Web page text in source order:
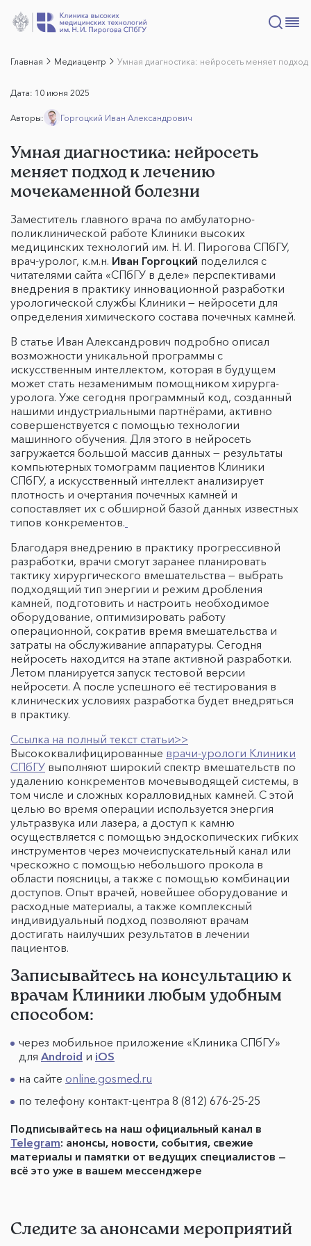
Главная Медиацентр Умная диагностика: нейросеть меняет
Дата: 10 июня 2025
Авторы: Горгоцкий Иван Александрович
Умная диагностика: нейросеть
меняет подход к лечению
мочекаменной болезни
Заместитель главного врача по амбулаторно-
поликлинической работе Клиники высоких
медицинских технологий им. Н. И. Пирогова СПбГУ,
врач-уролог, к.м.н. Иван Горгоцкий поделился с
читателями сайта «СПбГУ в деле» перспективами
внедрения в практику инновационной разработки
урологической службы Клиники — нейросети для
определения химического состава почечных камней.
В статье Иван Александрович подробно описал
возможности уникальной программы с
искусственным интеллектом, которая в будущем
может стать незаменимым помощником хирурга-
уролога. Уже сегодня программный код, созданный
нашими индустриальными партнёрами, активно
совершенствуется с помощью технологии
машинного обучения. Для этого в нейросеть
загружается большой массив данных — результаты
компьютерных томограмм пациентов Клиники
СПбГУ, а искусственный интеллект анализирует
плотность и очертания почечных камней и
сопоставляет их с обширной базой данных известных
типов конкрементов.
Благодаря внедрению в практику прогрессивной
разработки, врачи смогут заранее планировать
тактику хирургического вмешательства — выбрать
подходящий тип энергии и режим дробления
камней, подготовить и настроить необходимое
оборудование, оптимизировать работу
операционной, сократив время вмешательства и
затраты на обслуживание аппаратуры. Сегодня
нейросеть находится на этапе активной разработки.
Летом планируется запуск тестовой версии
нейросети. А после успешного её тестирования в
клинических условиях разработка будет внедряться
в практику.
Ссылка на полный текст статьи>>
Высококвалифицированные врачи-урологи Клиники
СПбГУ выполняют широкий спектр вмешательств по
удалению конкрементов мочевыводящей системы, в
том числе и сложных коралловидных камней. С этой
целью во время операции используется энергия
ультразвука или лазера, а доступ к камню
осуществляется с помощью эндоскопических гибких
инструментов через мочеиспускательный канал или
чрескожно с помощью небольшого прокола в
области поясницы, а также с помощью комбинации
доступов. Опыт врачей, новейшее оборудование и
расходные материалы, а также комплексный
индивидуальный подход позволяют врачам
достигать наилучших результатов в лечении
пациентов.
Записывайтесь на консультацию к
врачам Клиники любым удобным
способом:
через мобильное приложение «Клиника СПбГУ»
для Android и iOS
на сайте online.gosmed.ru
по телефону контакт-центра 8 (812) 676-25-25
Подписывайтесь на наш официальный канал в
Telegram: анонсы, новости, события, свежие
материалы и памятки от ведущих специалистов —
всё это уже в вашем мессенджере
Следите за анонсами мероприятий